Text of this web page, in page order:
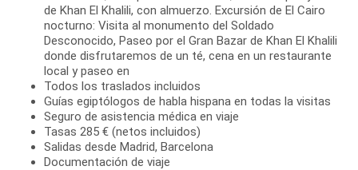
de Khan El Khalili, con almuerzo. Excursión de El Cairo
nocturno: Visita al monumento del Soldado
Desconocido, Paseo por el Gran Bazar de Khan El Khalili
donde disfrutaremos de un té, cena en un restaurante
local y paseo en
Todos los traslados incluidos
Guías egiptólogos de habla hispana en todas la visitas
Seguro de asistencia médica en viaje
Tasas 285 € (netos incluidos)
Salidas desde Madrid, Barcelona
Documentación de viaje